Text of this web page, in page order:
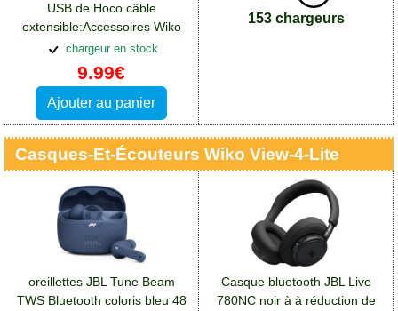
USB de Hoco câble
extensible:Accessoires Wiko
View 4 Lite
chargeur en stock
9.99€
Ajouter au panier
153 chargeurs
Casques-Et-Écouteurs Wiko View-4-Lite
oreillettes JBL Tune Beam
TWS Bluetooth coloris bleu 48
Casque bluetooth JBL Live
780NC noir à à réduction de